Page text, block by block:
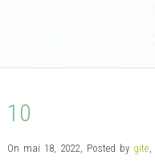
10
On mai 18, 2022, Posted by gite,